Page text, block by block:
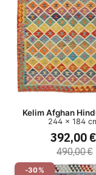
Flor
Dicke
Teppichart
Kelim Afghan
244 x 184
392,00 €
490,00 €
-30%